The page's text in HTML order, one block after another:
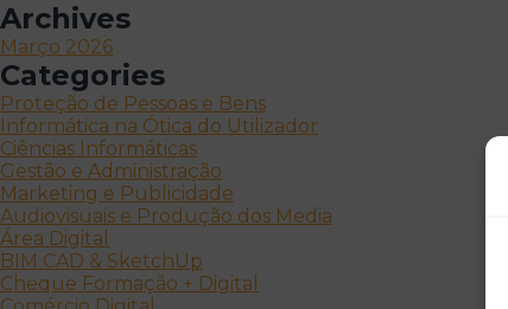
Archives
Março 2026
Categories
Proteção de Pessoas e Bens
Informática na Ótica do Utilizador
Ciências Informáticas
Gestão e Administração
Marketing e Publicidade
Audiovisuais e Produção dos Media
Área Digital
BIM CAD & SketchUp
Cheque Formação + Digital